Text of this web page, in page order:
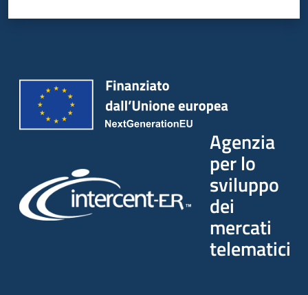
Agenzia
per lo
sviluppo
dei
mercati
telematici